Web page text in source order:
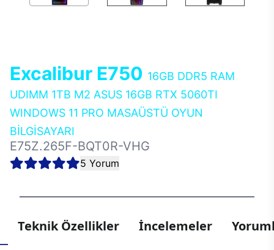
Excalibur E750 16GB DDR5 RAM
UDIMM 1TB M2 ASUS 16GB RTX 5060TI
WINDOWS 11 PRO MASAÜSTÜ OYUN
BİLGİSAYARI
E75Z.265F-BQT0R-VHG
5 Yorum
Teknik Özellikler İncelemeler